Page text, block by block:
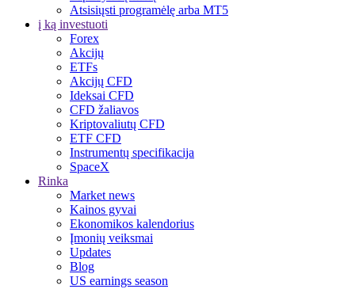
Atsisiųsti programėlę arba MT5
į ką investuoti
Forex
Akcijų
ETFs
Akcijų CFD
Ideksai CFD
CFD žaliavos
Kriptovaliutų CFD
ETF CFD
Instrumentų specifikacija
SpaceX
Rinka
Market news
Kainos gyvai
Ekonomikos kalendorius
Įmonių veiksmai
Updates
Blog
US earnings season